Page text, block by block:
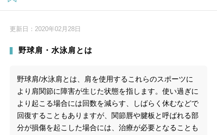
更新日： 2020年02月28日
野球肩・水泳肩とは
野球肩/水泳肩とは、肩を使用するこれらのスポーツに
より肩関節に障害が生じた状態を指します。使い過ぎに
より起こる場合には回数を減らす、しばらく休むなどで
回復することもありますが、関節唇や腱板と呼ばれる部
分が損傷を起こした場合には、治療が必要となることも